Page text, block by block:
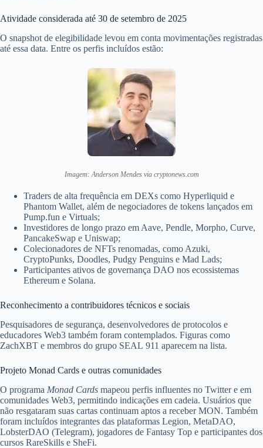
Atividade considerada até 30 de setembro de 2025
O snapshot de elegibilidade levou em conta movimentações registradas
até essa data. Entre os perfis incluídos estão:
Imagem: Anderson Mendes via cryptonews.com
Traders de alta frequência em DEXs como Hyperliquid e
Phantom Wallet, além de negociadores de tokens lançados em
Pump.fun e Virtuals;
Investidores de longo prazo em Aave, Pendle, Morpho, Curve,
PancakeSwap e Uniswap;
Colecionadores de NFTs renomadas, como Azuki,
CryptoPunks, Doodles, Pudgy Penguins e Mad Lads;
Participantes ativos de governança DAO nos ecossistemas
Ethereum e Solana.
Reconhecimento a contribuidores técnicos e sociais
Pesquisadores de segurança, desenvolvedores de protocolos e
educadores Web3 também foram contemplados. Figuras como
ZachXBT e membros do grupo SEAL 911 aparecem na lista.
Projeto Monad Cards e outras comunidades
O programa Monad Cards mapeou perfis influentes no Twitter e em
comunidades Web3, permitindo indicações em cadeia. Usuários que
não resgataram suas cartas continuam aptos a receber MON. Também
foram incluídos integrantes das plataformas Legion, MetaDAO,
LobsterDAO (Telegram), jogadores de Fantasy Top e participantes dos
cursos RareSkills e SheFi.